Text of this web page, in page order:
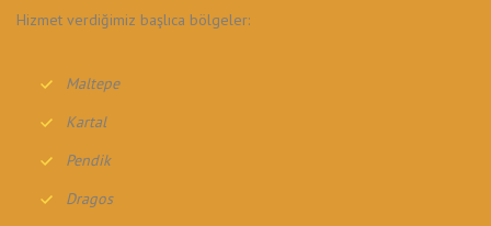
Hizmet verdiğimiz başlıca bölgeler:
Maltepe
Kartal
Pendik
Dragos